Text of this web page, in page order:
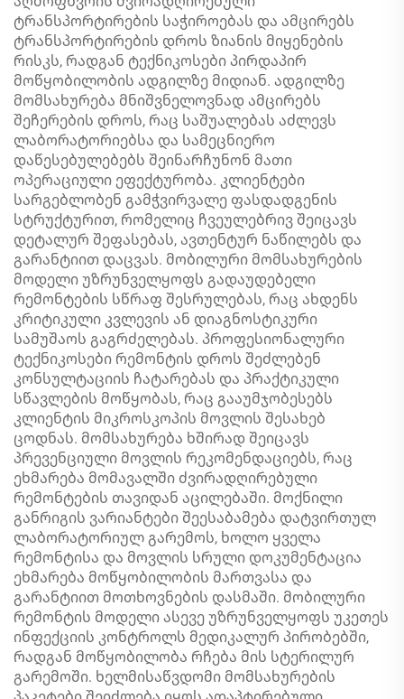
ტრანსპორტირების საჭიროებას და ამცირებს
ტრანსპორტირების დროს ზიანის მიყენების
რისკს, რადგან ტექნიკოსები პირდაპირ
მოწყობილობის ადგილზე მიდიან. ადგილზე
მომსახურება მნიშვნელოვნად ამცირებს
შეჩერების დროს, რაც საშუალებას აძლევს
ლაბორატორიებსა და სამეცნიერო
დაწესებულებებს შეინარჩუნონ მათი
ოპერაციული ეფექტურობა. კლიენტები
სარგებლობენ გამჭვირვალე ფასდადგენის
სტრუქტურით, რომელიც ჩვეულებრივ შეიცავს
დეტალურ შეფასებას, ავთენტურ ნაწილებს და
გარანტიით დაცვას. მობილური მომსახურების
მოდელი უზრუნველყოფს გადაუდებელი
რემონტების სწრაფ შესრულებას, რაც ახდენს
კრიტიკული კვლევის ან დიაგნოსტიკური
სამუშაოს გაგრძელებას. პროფესიონალური
ტექნიკოსები რემონტის დროს შეძლებენ
კონსულტაციის ჩატარებას და პრაქტიკული
სწავლების მოწყობას, რაც გააუმჯობესებს
კლიენტის მიკროსკოპის მოვლის შესახებ
ცოდნას. მომსახურება ხშირად შეიცავს
პრევენციული მოვლის რეკომენდაციებს, რაც
ეხმარება მომავალში ძვირადღირებული
რემონტების თავიდან აცილებაში. მოქნილი
განრიგის ვარიანტები შეესაბამება დატვირთულ
ლაბორატორიულ გარემოს, ხოლო ყველა
რემონტისა და მოვლის სრული დოკუმენტაცია
ეხმარება მოწყობილობის მართვასა და
გარანტიით მოთხოვნების დასმაში. მობილური
რემონტის მოდელი ასევე უზრუნველყოფს უკეთეს
ინფექციის კონტროლს მედიკალურ პირობებში,
რადგან მოწყობილობა რჩება მის სტერილურ
გარემოში. ხელმისაწვდომი მომსახურების